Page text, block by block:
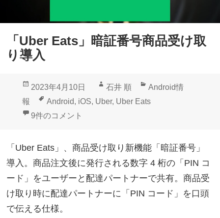
「Uber Eats」暗証番号商品受け取
り導入
投
日:
2023年4月10日
作
成
石井 順
カ
テ
ー
Android情
報
タ
グ
Android, iOS, Uber, Uber Eats
「Uber Eats」暗証番号商品受け取り導入 への
9件のコメント
「Uber Eats」、商品受け取り新機能「暗証番号」
導入。商品注文後に発行される数字 4 桁の「PIN コ
ード」をユーザーと配達パートナーで共有。商品受
け取り時に配達パートナーに「PIN コード」を口頭
で伝える仕様。